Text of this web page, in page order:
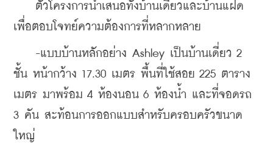
ตัวโครงการนำเสนอทั้งบ้านเดี่ยวและบ้านแฝด
เพื่อตอบโจทย์ความต้องการที่หลากหลาย
-แบบบ้านหลักอย่าง Ashley เป็นบ้านเดี่ยว 2
ชั้น หน้ากว้าง 17.30 เมตร พื้นที่ใช้สอย 225 ตาราง
เมตร มาพร้อม 4 ห้องนอน 6 ห้องน้ำ และที่จอดรถ
3 คัน สะท้อนการออกแบบสำหรับครอบครัวขนาด
ใหญ่